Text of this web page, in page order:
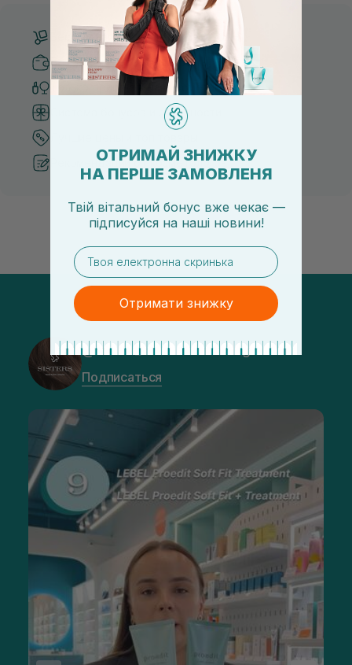
Бесплатная доставка от 3000 UAH
Безопасные способы оплаты
Только оригинальная косметика
Система бонусов и лояльности
Рекомендации от косметологов
@sisters_stelmakh в Instagram
Подписаться
ОТРИМАЙ ЗНИЖКУ
НА ПЕРШЕ ЗАМОВЛЕНЯ
Твій вітальний бонус вже чекає —
підписуйся на наші новини!
email
Отримати знижку